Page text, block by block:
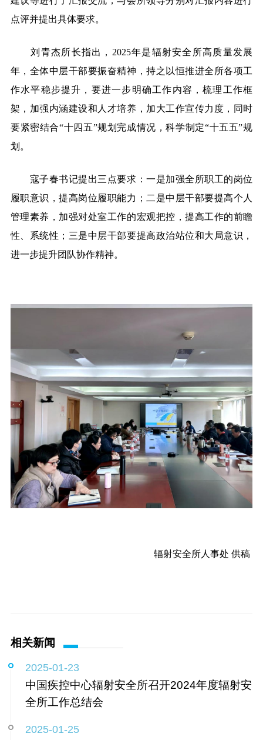
点评并提出具体要求。
刘青杰所长指出，2025年是辐射安全所高质量发展
年，全体中层干部要振奋精神，持之以恒推进全所各项工
作水平稳步提升，要进一步明确工作内容，梳理工作框
架，加强内涵建设和人才培养，加大工作宣传力度，同时
要紧密结合“十四五”规划完成情况，科学制定“十五五”规
划。
寇子春书记提出三点要求：一是加强全所职工的岗位
履职意识，提高岗位履职能力；二是中层干部要提高个人
管理素养，加强对处室工作的宏观把控，提高工作的前瞻
性、系统性；三是中层干部要提高政治站位和大局意识，
进一步提升团队协作精神。
辐射安全所人事处 供稿
相关新闻
2025-01-23
中国疾控中心辐射安全所召开2024年度辐射安
全所工作总结会
2025-01-25